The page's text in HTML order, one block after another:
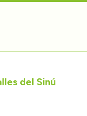
del Sinú